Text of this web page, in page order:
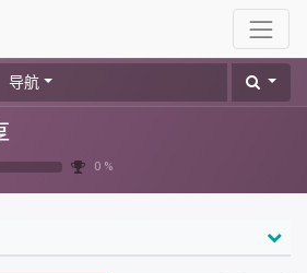
导航
0 %